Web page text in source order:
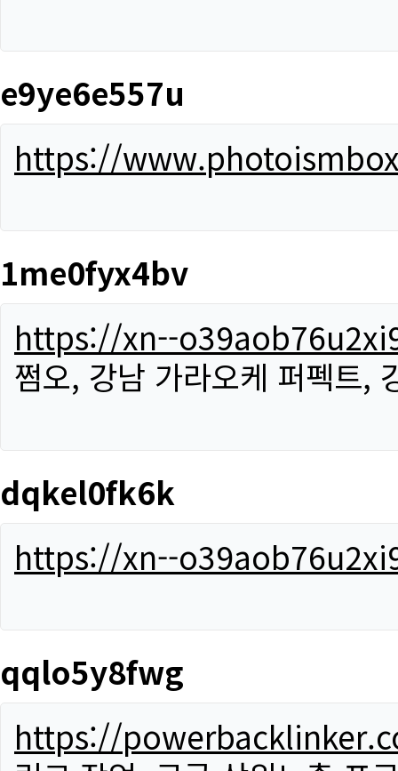
e9ye6e557u
https://
1me0fyx4bv
https://xn--
쩜오, 강남 가라오케 퍼펙트,
dqkel0fk6k
https://xn--
qqlo5y8fwg
https://